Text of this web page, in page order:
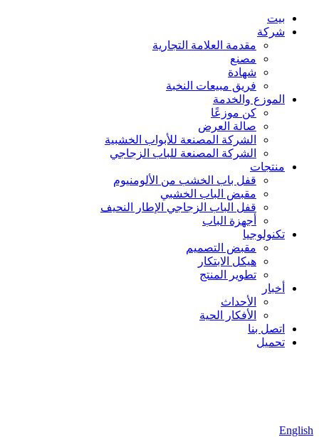
بيت
شركة
مقدمة العلامة التجارية
مصنع
شهادة
فريق مبيعات النخبة
الموزع والخدمة
كن موزعًا
صالة العرض
الشركة المصنعة للأبواب الخشبية
الشركة المصنعة للباب الزجاجي
منتجات
قفل باب الخشب من الألومنيوم
مقبض الباب الخشبي
قفل الباب الزجاجي الإطار النحيف
أجهزة الباب
تكنولوجيا
مقبض التصميم
هيكل الابتكار
تطوير المنتج
أخبار
الأحداث
الأفكار الحية
اتصل بنا
تحميل
English